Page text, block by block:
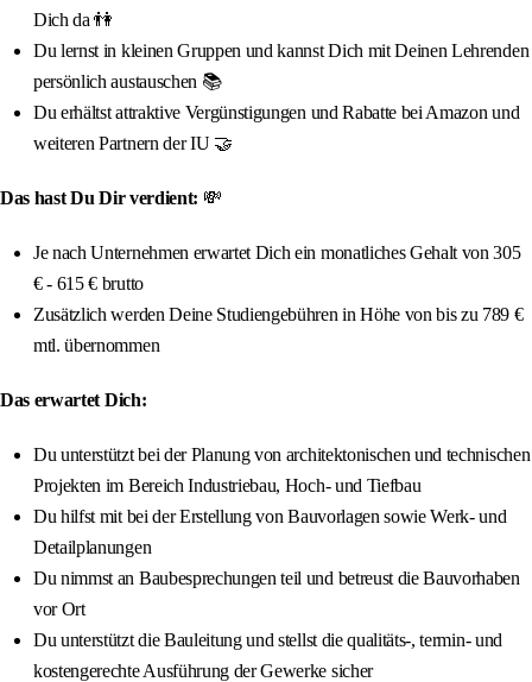
Dich da 👫
Du lernst in kleinen Gruppen und kannst Dich mit Deinen Lehrenden
persönlich austauschen 📚
Du erhältst attraktive Vergünstigungen und Rabatte bei Amazon und
weiteren Partnern der IU 🤝
Das hast Du Dir verdient: 💸
Je nach Unternehmen erwartet Dich ein monatliches Gehalt von 305
€ - 615 € brutto
Zusätzlich werden Deine Studiengebühren in Höhe von bis zu 789 €
mtl. übernommen
Das erwartet Dich:
Du unterstützt bei der Planung von architektonischen und technischen
Projekten im Bereich Industriebau, Hoch- und Tiefbau
Du hilfst mit bei der Erstellung von Bauvorlagen sowie Werk- und
Detailplanungen
Du nimmst an Baubesprechungen teil und betreust die Bauvorhaben
vor Ort
Du unterstützt die Bauleitung und stellst die qualitäts-, termin- und
kostengerechte Ausführung der Gewerke sicher